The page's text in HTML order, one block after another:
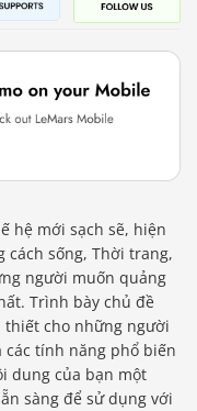
hệ mới sạch sẽ, hiện
cách sống, Thời trang,
người muốn quảng
Trình bày chủ đề
thiết cho những người
các tính năng phổ biến
dung của bạn một
sàng để sử dụng với